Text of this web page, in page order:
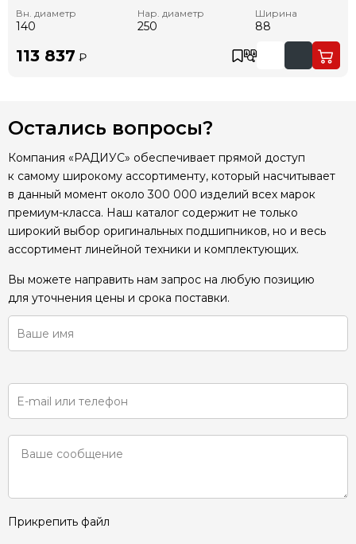
Вн. диаметр
140
Нар. диаметр
250
Ширина
88
113 837 ₽
Остались вопросы?
Компания «РАДИУС» обеспечивает прямой доступ
к самому широкому ассортименту, который насчитывает
в данный момент около 300 000 изделий всех марок
премиум-класса. Наш каталог содержит не только
широкий выбор оригинальных подшипников, но и весь
ассортимент линейной техники и комплектующих.
Вы можете направить нам запрос на любую позицию
для уточнения цены и срока поставки.
Прикрепить файл